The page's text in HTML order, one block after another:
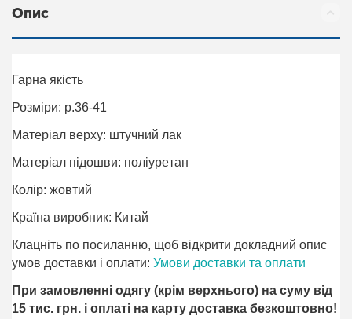
Опис
Гарна якість
Розміри: р.36-41
Матеріал верху: штучний лак
Матеріал підошви: поліурeтан
Колір: жовтий
Країна виробник: Китай
Клацніть по посиланню, щоб відкрити докладний опис
умов доставки і оплати:Умови доставки та оплати
При замовленні одягу (крім верхнього) на суму від
15 тис. грн. і оплаті на карту доставка безкоштовно!